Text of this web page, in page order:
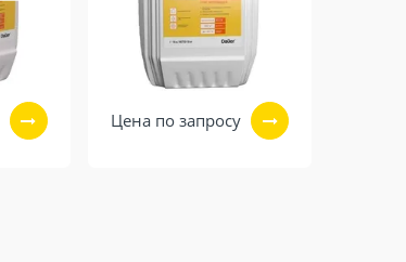
Цена по запросу